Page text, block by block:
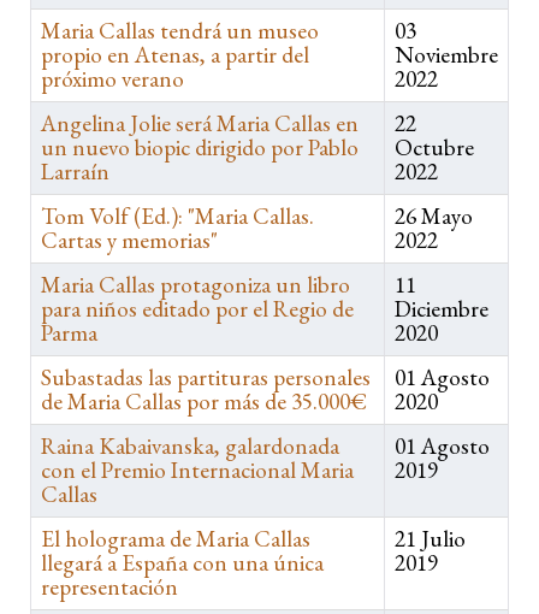
Maria Callas tendrá un museo
propio en Atenas, a partir del
próximo verano
03
Noviembre
2022
Angelina Jolie será Maria Callas en
un nuevo biopic dirigido por Pablo
Larraín
22
Octubre
2022
Tom Volf (Ed.): "Maria Callas.
Cartas y memorias"
26 Mayo
2022
Maria Callas protagoniza un libro
para niños editado por el Regio de
Parma
11
Diciembre
2020
Subastadas las partituras personales
de Maria Callas por más de 35.000€
01 Agosto
2020
Raina Kabaivanska, galardonada
con el Premio Internacional Maria
Callas
01 Agosto
2019
El holograma de Maria Callas
llegará a España con una única
representación
21 Julio
2019